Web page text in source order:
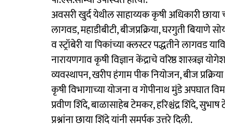
अवसरी खुर्द येथील साहाय्यक कृषी अधिकारी छाया
लागवड, महाडीबीटी, बीजप्रक्रिया, घरगुती
व स्ट्रॉबेरी या पिकांच्या क्लस्टर पद्धतीने लागवड
नारायणगाव कृषी विज्ञान केंद्राचे वरिष्ठ शास्त्रज्ञ
व्यवस्थापन, खरीप हंगाम पीक नियोजन, बीज
कृषी विभागाच्या योजना व गोपीनाथ मुंडे अपघात
प्रवीण शिंदे, बाळासाहेब टेमकर, हरिश्चंद्र शिंदे,
प्रश्नांना छाया शिंदे यांनी समर्पक उत्तरे दिली.